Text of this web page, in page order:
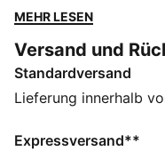
WTR haben wir die
Jahr über deinen
verfügt über einen
Bedeckung sowie ein
Mittelsohle und
MEHR LESEN
Versand und
Standardversand
Lieferung innerhalb
Expressversand**